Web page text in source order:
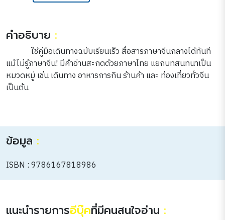
คำอธิบาย :
ใช้คู่มือเดินทางฉบับเรียนเร็ว สื่อสารภาษาจีนกลางได้ทันที
แม้ไม่รู้ภาษาจีน! มีคำอ่านสะกดด้วยภาษาไทย แยกบทสนทนาเป็น
หมวดหมู่ เช่น เดินทาง อาหารการกิน ร้านค้า และ ท่องเที่ยวทั่วจีน
เป็นต้น
ข้อมูล :
ISBN : 9786167818986
แนะนำรายการอีบุ๊คที่มีคนสนใจอ่าน :